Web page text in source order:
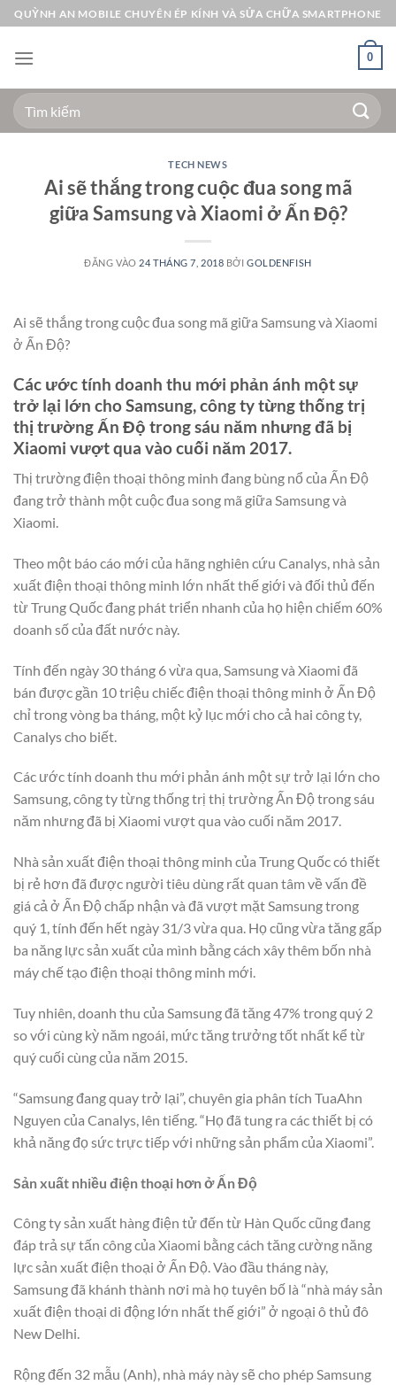
Bỏ
qua
nội
QUỲNH AN MOBILE CHUYÊN ÉP KÍNH VÀ SỬA CHỮA SMARTPHONE
0
Tìm
kiếm:
TECH NEWS
Ai sẽ thắng trong cuộc đua song mã
giữa Samsung và Xiaomi ở Ấn Độ?
ĐĂNG VÀO 24 THÁNG 7, 2018 BỞIGOLDENFISH
Ai sẽ thắng trong cuộc đua song mã giữa Samsung và Xiaomi
ở Ấn Độ?
Các ước tính doanh thu mới phản ánh một sự
trở lại lớn cho Samsung, công ty từng thống trị
thị trường Ấn Độ trong sáu năm nhưng đã bị
Xiaomi vượt qua vào cuối năm 2017.
Thị trường điện thoại thông minh đang bùng nổ của Ấn Độ
đang trở thành một cuộc đua song mã giữa Samsung và
Xiaomi.
Theo một báo cáo mới của hãng nghiên cứu Canalys, nhà sản
xuất điện thoại thông minh lớn nhất thế giới và đối thủ đến
từ Trung Quốc đang phát triển nhanh của họ hiện chiếm 60%
doanh số của đất nước này.
Tính đến ngày 30 tháng 6 vừa qua, Samsung và Xiaomi đã
bán được gần 10 triệu chiếc điện thoại thông minh ở Ấn Độ
chỉ trong vòng ba tháng, một kỷ lục mới cho cả hai công ty,
Canalys cho biết.
Các ước tính doanh thu mới phản ánh một sự trở lại lớn cho
Samsung, công ty từng thống trị thị trường Ấn Độ trong sáu
năm nhưng đã bị Xiaomi vượt qua vào cuối năm 2017.
Nhà sản xuất điện thoại thông minh của Trung Quốc có thiết
bị rẻ hơn đã được người tiêu dùng rất quan tâm về vấn đề
giá cả ở Ấn Độ chấp nhận và đã vượt mặt Samsung trong
quý 1, tính đến hết ngày 31/3 vừa qua. Họ cũng vừa tăng gấp
ba năng lực sản xuất của mình bằng cách xây thêm bốn nhà
máy chế tạo điện thoại thông minh mới.
Tuy nhiên, doanh thu của Samsung đã tăng 47% trong quý 2
so với cùng kỳ năm ngoái, mức tăng trưởng tốt nhất kể từ
quý cuối cùng của năm 2015.
“Samsung đang quay trở lại”, chuyên gia phân tích TuaAhn
Nguyen của Canalys, lên tiếng. “Họ đã tung ra các thiết bị có
khả năng đọ sức trực tiếp với những sản phẩm của Xiaomi”.
Sản xuất nhiều điện thoại hơn ở Ấn Độ
Công ty sản xuất hàng điện tử đến từ Hàn Quốc cũng đang
đáp trả sự tấn công của Xiaomi bằng cách tăng cường năng
lực sản xuất điện thoại ở Ấn Độ. Vào đầu tháng này,
Samsung đã khánh thành nơi mà họ tuyên bố là “nhà máy sản
xuất điện thoại di động lớn nhất thế giới” ở ngoại ô thủ đô
New Delhi.
Rộng đến 32 mẫu (Anh), nhà máy này sẽ cho phép Samsung